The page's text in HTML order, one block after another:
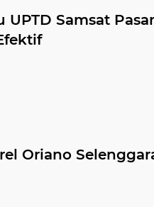
Samsat
Oriano